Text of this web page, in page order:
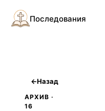
Последования
←Назад
АРХИВ ·
16